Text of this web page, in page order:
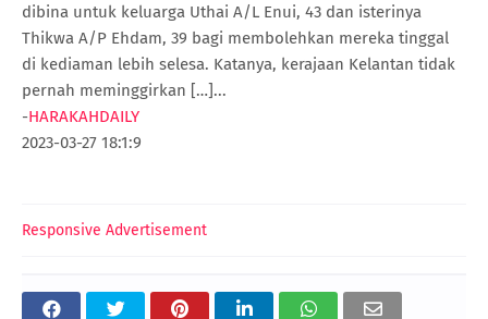
dibina untuk keluarga Uthai A/L Enui, 43 dan isterinya
Thikwa A/P Ehdam, 39 bagi membolehkan mereka tinggal
di kediaman lebih selesa. Katanya, kerajaan Kelantan tidak
pernah meminggirkan […]...
-HARAKAHDAILY
2023-03-27 18:1:9
Responsive Advertisement